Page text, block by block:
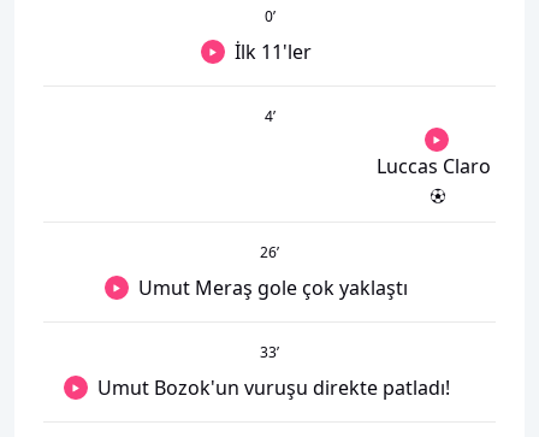
0’
İlk 11'ler
4’
Luccas Claro
26’
Umut Meraş gole çok yaklaştı
33’
Umut Bozok'un vuruşu direkte patladı!